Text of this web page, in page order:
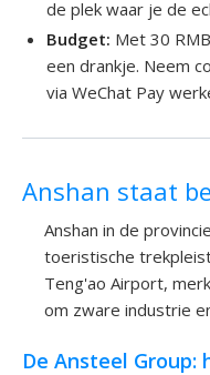
de plek waar je de
Budget: Met 30
een drankje. Neem
via WeChat Pay
Anshan staat
Anshan in de
toeristische
Teng'ao Airport,
om zware industrie
De Ansteel